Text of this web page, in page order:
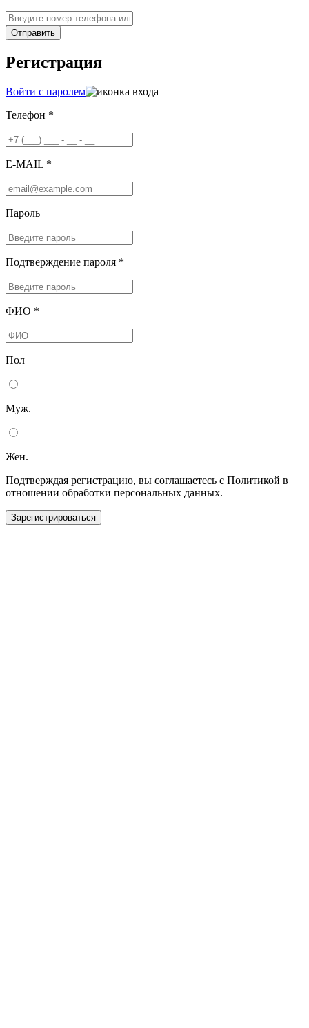
Отправить
Регистрация
Войти с паролем
Телефон *
E-MAIL *
Пароль
Подтверждение пароля *
ФИО *
Пол
Муж.
Жен.
Подтверждая регистрацию, вы соглашаетесь с Политикой в
отношении обработки персональных данных.
Зарегистрироваться